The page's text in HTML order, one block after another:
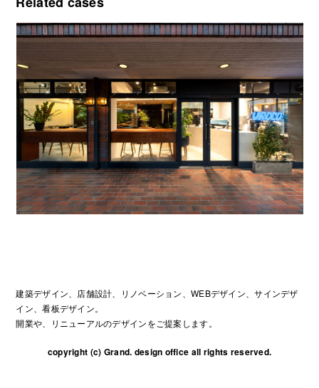
建築デザイン、店舗設計、リノベーション、WEBデザイン、サインデザ
イン、看板デザイン。
開業や、リニューアルのデザインをご提案します。
copyright (c) Grand. design office all rights reserved.